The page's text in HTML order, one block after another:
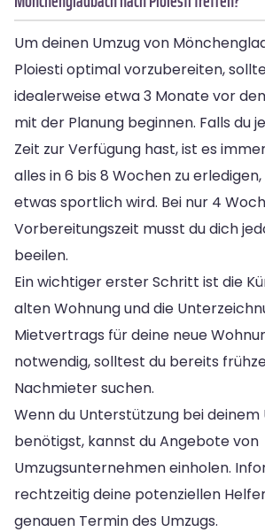
Um deinen Umzug von
Ploiesti optimal vorzubereiten,
idealerweise etwa 3 Monate vor
mit der Planung beginnen. Falls du
Zeit zur Verfügung hast, ist es
alles in 6 bis 8 Wochen zu
etwas sportlich wird. Bei nur 4
Vorbereitungszeit musst du dich
beeilen.
Ein wichtiger erster Schritt ist die
alten Wohnung und die
Mietvertrags für deine neue
notwendig, solltest du bereits
Nachmieter suchen.
Wenn du Unterstützung bei deinem
benötigst, kannst du Angebote von
Umzugsunternehmen einholen.
rechtzeitig deine potenziellen
genauen Termin des Umzugs.